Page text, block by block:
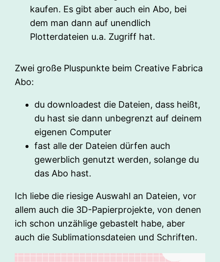
kaufen. Es gibt aber auch ein Abo, bei
dem man dann auf unendlich
Plotterdateien u.a. Zugriff hat.
Zwei große Pluspunkte beim Creative Fabrica
Abo:
du downloadest die Dateien, dass heißt,
du hast sie dann unbegrenzt auf deinem
eigenen Computer
fast alle der Dateien dürfen auch
gewerblich genutzt werden, solange du
das Abo hast.
Ich liebe die riesige Auswahl an Dateien, vor
allem auch die 3D-Papierprojekte, von denen
ich schon unzählige gebastelt habe, aber
auch die Sublimationsdateien und Schriften.